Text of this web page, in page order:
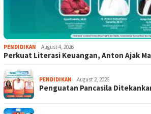
PENDIDIKAN August 4, 2026
Perkuat Literasi Keuangan, Anton Ajak
PENDIDIKAN August 2, 2026
Penguatan Pancasila